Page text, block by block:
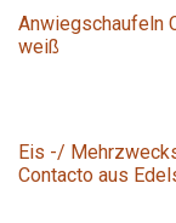
Anwiegschaufeln
weiß
Eis -/
Contacto aus